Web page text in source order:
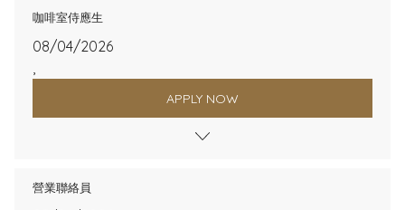
咖啡室侍應生
08/04/2026
,
APPLY NOW
營業聯絡員